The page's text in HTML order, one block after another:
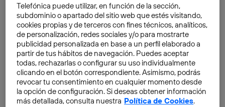
Vale la pena reseñar que estas resoluciones están ya
Telefónica puede utilizar, en función de la sección,
subdominio o apartado del sitio web que estés visitando,
cookies propias y de terceros con fines técnicos, analíticos,
de personalización, redes sociales y/o para mostrarte
publicidad personalizada en base a un perfil elaborado a
partir de tus hábitos de navegación. Puedes aceptar
todas, rechazarlas o configurar su uso individualmente
clicando en el botón correspondiente. Asimismo, podrás
revocar tu consentimiento en cualquier momento desde
la opción de configuración. Si deseas obtener información
más detallada, consulta nuestra Política de Cookies.